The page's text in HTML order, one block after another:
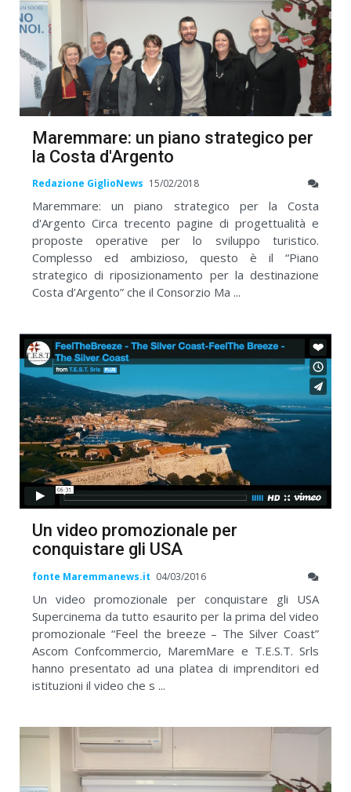
Maremmare: un piano strategico per
la Costa d'Argento
Redazione GiglioNews 15/02/2018
Maremmare: un piano strategico per la Costa
d'Argento Circa trecento pagine di progettualità e
proposte operative per lo sviluppo turistico.
Complesso ed ambizioso, questo è il “Piano
strategico di riposizionamento per la destinazione
Costa d’Argento” che il Consorzio Ma ...
Un video promozionale per
conquistare gli USA
fonte Maremmanews.it 04/03/2016
Un video promozionale per conquistare gli USA
Supercinema da tutto esaurito per la prima del video
promozionale “Feel the breeze – The Silver Coast”
Ascom Confcommercio, MaremMare e T.E.S.T. Srls
hanno presentato ad una platea di imprenditori ed
istituzioni il video che s ...